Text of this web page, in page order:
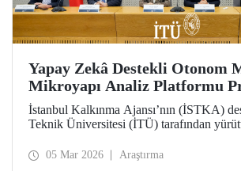
Yapay Zekâ Destekli Otonom
Mikroyapı Analiz Platformu
(iMAT) Tanıtım Toplantısı
İstanbul Kalkınma Ajansı’nın (İSTKA)
Teknik Üniversitesi (İTÜ) tarafından
Projesi’nin (iMAT) tanıtım toplantısı
05 Mar 2026 Araştırma